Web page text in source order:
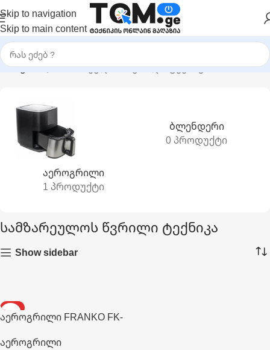
Skip to navigation
Skip to main content
მთავარი|სამზარეულოს წვრილი ტექნიკა
Აეროგრილი
1 პროდუქტი
Ბლენდერი
0 პროდუქტი
სამზარეულოს წვრილი ტექნიკა
Show sidebar
HOT
აეროგრილი FRANKO FK-
აეროგრილი